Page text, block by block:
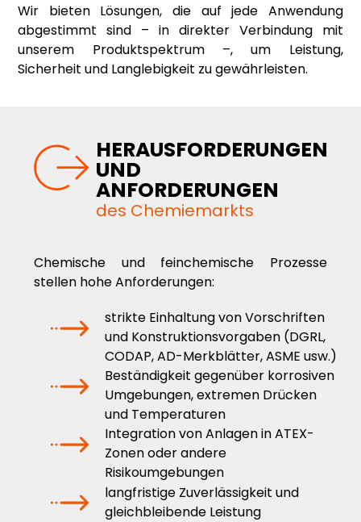
Wir bieten Lösungen, die auf jede Anwendung
abgestimmt sind – in direkter Verbindung mit
unserem Produktspektrum –, um Leistung,
Sicherheit und Langlebigkeit zu gewährleisten.
HERAUSFORDERUNGEN
UND
ANFORDERUNGEN
des Chemiemarkts
Chemische und feinchemische Prozesse
stellen hohe Anforderungen:
strikte Einhaltung von Vorschriften
und Konstruktionsvorgaben (DGRL,
CODAP, AD-Merkblätter, ASME usw.)
Beständigkeit gegenüber korrosiven
Umgebungen, extremen Drücken
und Temperaturen
Integration von Anlagen in ATEX-
Zonen oder andere
Risikoumgebungen
langfristige Zuverlässigkeit und
gleichbleibende Leistung